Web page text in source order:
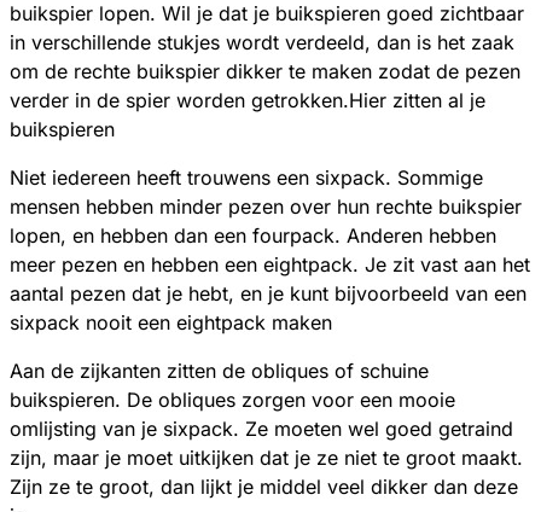
buikspier lopen. Wil je dat je buikspieren goed zichtbaar
in verschillende stukjes wordt verdeeld, dan is het zaak
om de rechte buikspier dikker te maken zodat de pezen
verder in de spier worden getrokken.Hier zitten al je
buikspieren
Niet iedereen heeft trouwens een sixpack. Sommige
mensen hebben minder pezen over hun rechte buikspier
lopen, en hebben dan een fourpack. Anderen hebben
meer pezen en hebben een eightpack. Je zit vast aan het
aantal pezen dat je hebt, en je kunt bijvoorbeeld van een
sixpack nooit een eightpack maken
Aan de zijkanten zitten de obliques of schuine
buikspieren. De obliques zorgen voor een mooie
omlijsting van je sixpack. Ze moeten wel goed getraind
zijn, maar je moet uitkijken dat je ze niet te groot maakt.
Zijn ze te groot, dan lijkt je middel veel dikker dan deze